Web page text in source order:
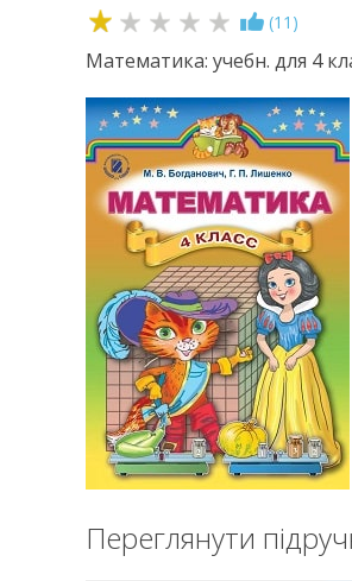
1.1 (11 )
Математика: учебн. для 4
Переглянути